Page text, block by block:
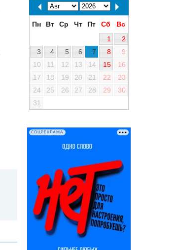
Пн Вт Ср Чт Пт Сб
Вс
1
2
3
4 5 6 7 8
9
10
11 12 13 14 15
16
17
18 19 20 21 22
23
24
25 26 27 28 29
30
31
СОЦРЕКЛАМА